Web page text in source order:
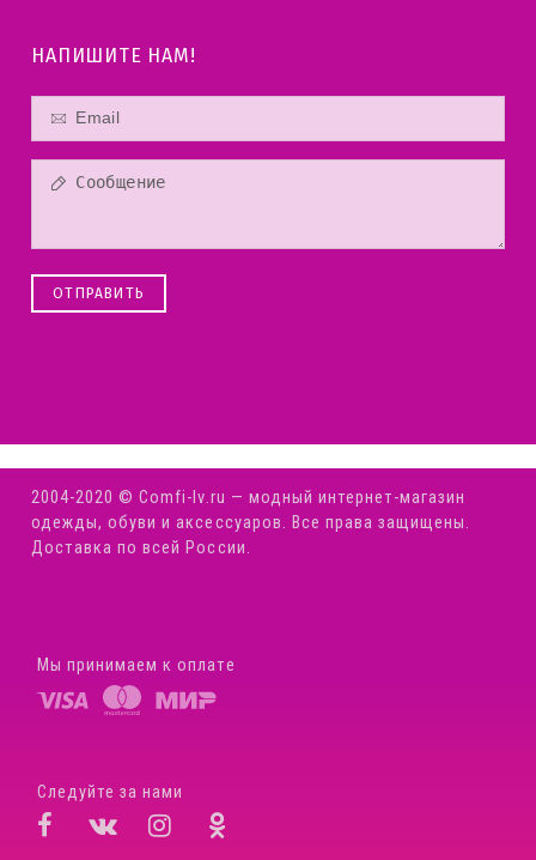
НАПИШИТЕ НАМ!
ОТПРАВИТЬ
2004-2020 © Comfi-Iv.ru — модный интернет-магазин
одежды, обуви и аксессуаров. Все права защищены.
Доставка по всей России.
Мы принимаем к оплате
Следуйте за нами